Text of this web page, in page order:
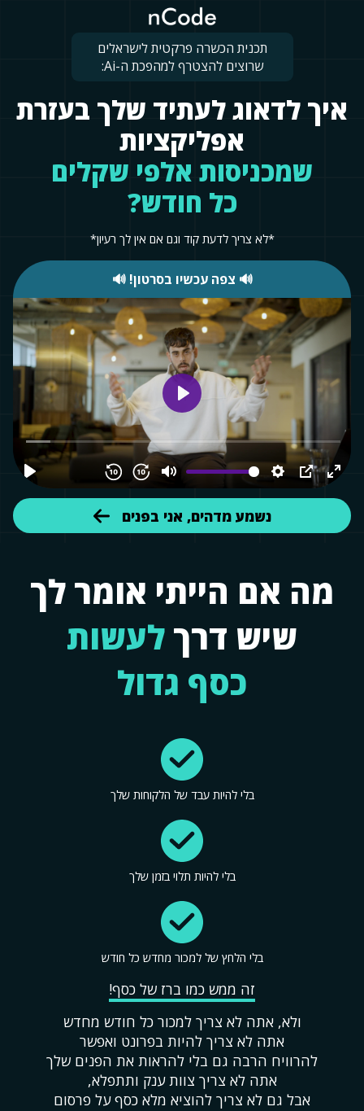
תכנית הכשרה פרקטית לישראלים
שרוצים להצטרף למהפכת ה-Ai:
איך לדאוג לעתיד שלך בעזרת
אפליקציות
שמכניסות אלפי שקלים
כל חודש?
*לא צריך לדעת קוד וגם אם אין לך רעיון*
🔊 צפה עכשיו בסרטון! 🔊
נשמע מדהים, אני בפנים
מה אם הייתי אומר לך
שיש דרך לעשות
כסף גדול
בלי להיות עבד של הלקוחות שלך
בלי להיות תלוי בזמן שלך
בלי הלחץ של למכור מחדש כל חודש
זה ממש כמו ברז של כסף!
ולא, אתה לא צריך למכור כל חודש מחדש
אתה לא צריך להיות בפרונט ואפשר
להרוויח הרבה גם בלי להראות את הפנים שלך
אתה לא צריך צוות ענק ותתפלא,
אבל גם לא צריך להוציא מלא כסף על פרסום